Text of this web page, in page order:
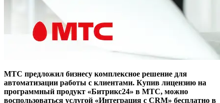
МТС предложил бизнесу комплексное решение для
автоматизации работы с клиентами. Купив лицензию на
программный продукт «Битрикс24» в МТС, можно
воспользоваться услугой «Интеграция с CRM» бесплатно в